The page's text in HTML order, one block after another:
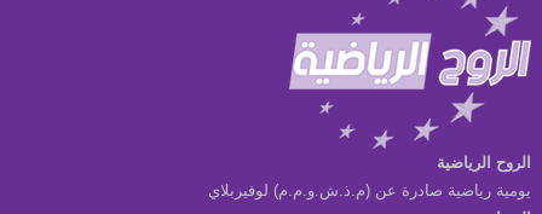
الروح الرياضية
يومية رياضية صادرة عن (م.ذ.ش.و.م.م) لوفيربلاي